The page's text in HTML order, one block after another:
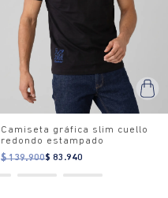
Camiseta gráfica slim cuello
redondo estampado
$ 139.900$ 83.940